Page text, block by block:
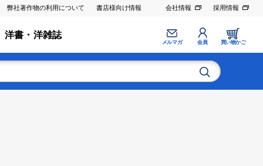
弊社著作物の利用について 書店様向け情報 会社情報 採用情報
洋書・洋雑誌
メルマガ 会員 買い物かご